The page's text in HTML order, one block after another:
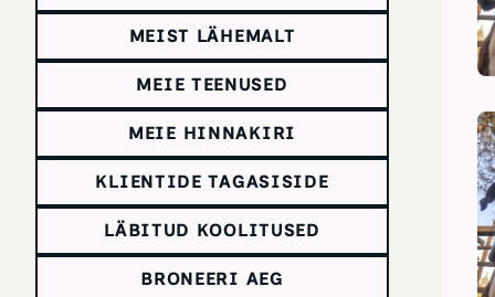
MEIST LÄHEMALT
MEIE TEENUSED
MEIE HINNAKIRI
KLIENTIDE TAGASISIDE
LÄBITUD KOOLITUSED
BRONEERI AEG